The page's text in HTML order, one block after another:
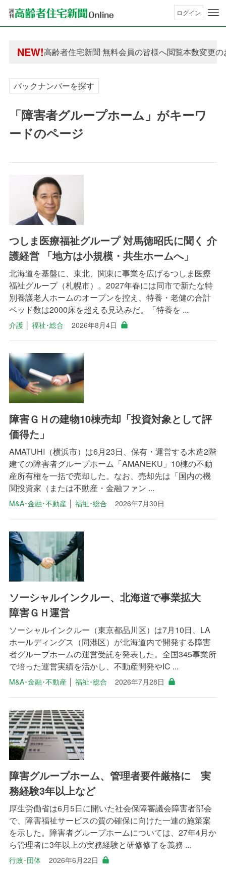
ログイン
NEW!
年間購読制度変更のお知らせ
年間購読制度変更のお知らせ
バックナンバーを探す
「障害者グループホーム」がキーワ
ードのページ
つしま医療福祉グループ 対馬徳昭氏に聞く 介
護経営 「地方は小規模・共生ホームへ」
北海道を基盤に、東北、関東に事業を広げるつしま医療
福祉グループ（札幌市）。2027年春には同市で新たな特
別養護老人ホームのオープンを控え、特養・老健の合計
ベッド数は2000床を超える見込みだ。「特養を ...
介護│ 福祉･総合 2026年8月4日
障害ＧＨの建物10棟売却「投資対象として評
価得た」
AMATUHI（横浜市）は6月23日、保有・運営する木造2階
建ての障害者グループホーム「AMANEKU」10棟の不動
産所有権を一括で売却した。なお、売却先は「国内の機
関投資家（または不動産・金融ファン ...
M&A･金融･不動産│ 福祉･総合 2026年7月30日
ソーシャルインクルー、北海道で事業拡大
障害ＧＨ運営
ソーシャルインクルー（東京都品川区）は7月10日、LA
ホールディングス（同港区）が北海道内で開発する障害
者グループホームの運営受託を発表した。全国345事業所
で培った運営実績を活かし、不動産開発やIC ...
M&A･金融･不動産│ 福祉･総合 2026年7月28日
障害グループホーム、管理者要件厳格に 実
務経験3年以上など
厚生労働省は6月5日に開いた社会保障審議会障害者部会
で、障害福祉サービスの質の確保に向けた一連の施策案
を示した。障害者グループホームについては、27年4月か
ら管理者に3年以上の実務経験と研修修了を義務 ...
行政･団体 2026年6月22日